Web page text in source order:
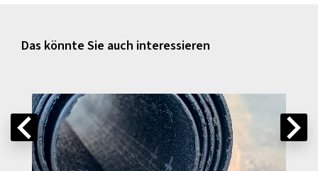
Das könnte Sie auch interessieren